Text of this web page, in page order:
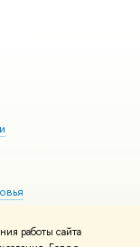
работы сайта